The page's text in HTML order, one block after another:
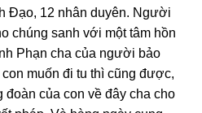
Đạo, 12 nhân duyên. Người
chúng sanh với một tâm hồn
Phạn cha của người bảo
muốn đi tu thì cũng được,
đoàn của con về đây cha cho